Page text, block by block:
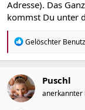
Adresse). Das
kommst Du unter
R
a
t
i
o
Gelöschter
Puschl
anerkannter